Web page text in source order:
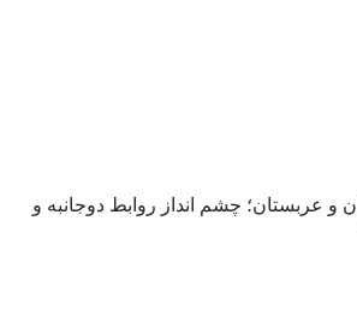
و عربستان؛ چشم انداز روابط دوجانبه و